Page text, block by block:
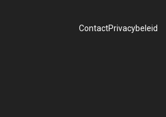
ContactPrivacybeleid